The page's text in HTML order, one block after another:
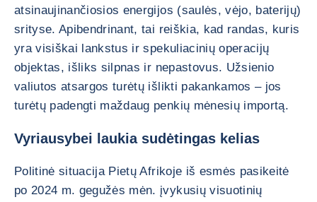
atsinaujinančiosios energijos (saulės, vėjo, baterijų)
srityse. Apibendrinant, tai reiškia, kad randas, kuris
yra visiškai lankstus ir spekuliacinių operacijų
objektas, išliks silpnas ir nepastovus. Užsienio
valiutos atsargos turėtų išlikti pakankamos – jos
turėtų padengti maždaug penkių mėnesių importą.
Vyriausybei laukia sudėtingas kelias
Politinė situacija Pietų Afrikoje iš esmės pasikeitė
po 2024 m. gegužės mėn. įvykusių visuotinių